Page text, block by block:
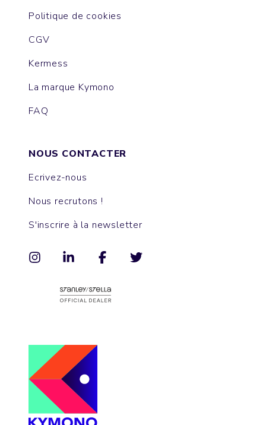
Politique de cookies
CGV
Kermess
La marque Kymono
FAQ
NOUS CONTACTER
Ecrivez-nous
Nous recrutons !
S'inscrire à la newsletter